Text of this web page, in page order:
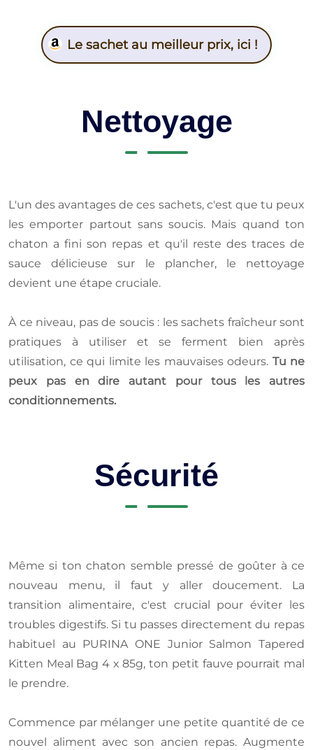
Le sachet au meilleur prix, ici !
Nettoyage
L'un des avantages de ces sachets, c'est que tu peux
les emporter partout sans soucis. Mais quand ton
chaton a fini son repas et qu'il reste des traces de
sauce délicieuse sur le plancher, le nettoyage
devient une étape cruciale.
À ce niveau, pas de soucis : les sachets fraîcheur sont
pratiques à utiliser et se ferment bien après
utilisation, ce qui limite les mauvaises odeurs. Tu ne
peux pas en dire autant pour tous les autres
conditionnements.
Sécurité
Même si ton chaton semble pressé de goûter à ce
nouveau menu, il faut y aller doucement. La
transition alimentaire, c'est crucial pour éviter les
troubles digestifs. Si tu passes directement du repas
habituel au PURINA ONE Junior Salmon Tapered
Kitten Meal Bag 4 x 85g, ton petit fauve pourrait mal
le prendre.
Commence par mélanger une petite quantité de ce
nouvel aliment avec son ancien repas. Augmente